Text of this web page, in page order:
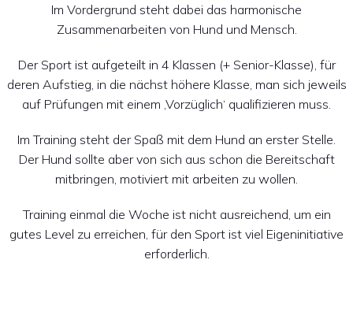
Im Vordergrund steht dabei das harmonische
Zusammenarbeiten von Hund und Mensch.
Der Sport ist aufgeteilt in 4 Klassen (+ Senior-Klasse), für
deren Aufstieg, in die nächst höhere Klasse, man sich jeweils
auf Prüfungen mit einem ‚Vorzüglich‘ qualifizieren muss.
Im Training steht der Spaß mit dem Hund an erster Stelle.
Der Hund sollte aber von sich aus schon die Bereitschaft
mitbringen, motiviert mit arbeiten zu wollen.
Training einmal die Woche ist nicht ausreichend, um ein
gutes Level zu erreichen, für den Sport ist viel Eigeninitiative
erforderlich.